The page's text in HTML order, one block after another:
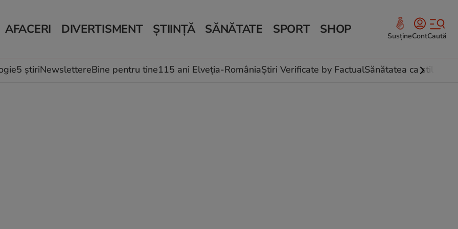
AFACERI
Auto
Locuri de muncă
DIVERTISMENT
Horoscop
Muzică și Filme
ȘTIINȚĂ
Schimbări climatice
SĂNĂTATE
Relații
Rețete culinare
SPORT SHOP SusțineContCaută
5 știriNewslettereBine pentru tine115 ani Elveția-RomâniaȘtiri Verificate by FactualSănătatea ca stil de